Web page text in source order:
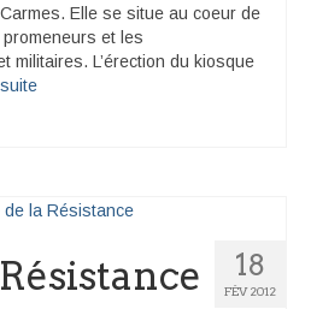
Elle se situe au coeur de
et les
militaires. L’érection du kiosque
18
FÉV 2012